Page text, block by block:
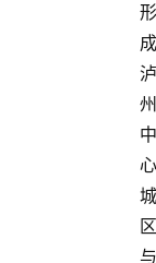
形
成
泸
州
中
心
城
区
与